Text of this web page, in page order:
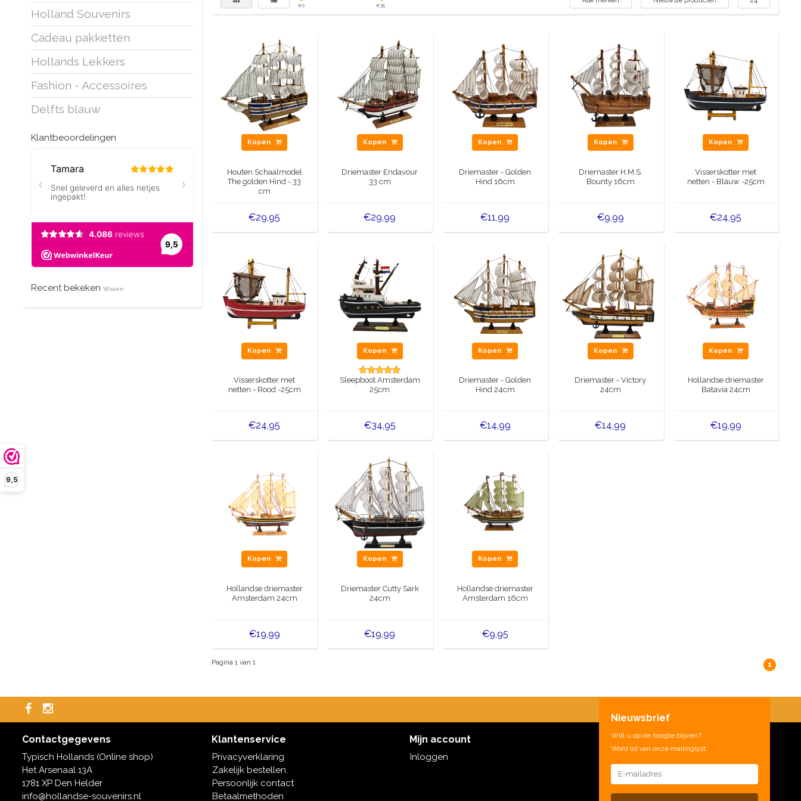
9,5
Holland Souvenirs
Cadeau pakketten
Hollands Lekkers
Fashion - Accessoires
Delfts blauw
Klantbeoordelingen
Recent bekeken Wissen
€0 €35
Kopen
Houten Schaalmodel
The golden Hind - 33
cm
€29,95
Kopen
Driemaster Endavour
33 cm
€29,99
Kopen
Driemaster - Golden
Hind 16cm
€11,99
Kopen
Driemaster H.M.S.
Bounty 16cm
€9,99
Kopen
Visserskotter met
netten - Blauw -25cm
€24,95
Kopen
Visserskotter met
netten - Rood -25cm
€24,95
Kopen
Sleepboot Amsterdam
25cm
€34,95
Kopen
Driemaster - Golden
Hind 24cm
€14,99
Kopen
Driemaster - Victory
24cm
€14,99
Kopen
Hollandse driemaster
Batavia 24cm
€19,99
Kopen
Hollandse driemaster
Amsterdam 24cm
€19,99
Kopen
Driemaster Cutty Sark
24cm
€19,99
Kopen
Hollandse driemaster
Amsterdam 16cm
€9,95
Pagina 1 van 1 1
Contactgegevens
Typisch Hollands (Online shop)
Het Arsenaal 13A
1781 XP Den Helder
info@hollandse-souvenirs.nl
Klantenservice
Privacyverklaring
Zakelijk bestellen.
Persoonlijk contact
Betaalmethoden
Mijn account
Inloggen
Nieuwsbrief
Wilt u op de hoogte blijven?
Word lid van onze mailinglijst: